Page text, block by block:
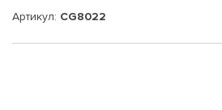
Артикул: CG8022